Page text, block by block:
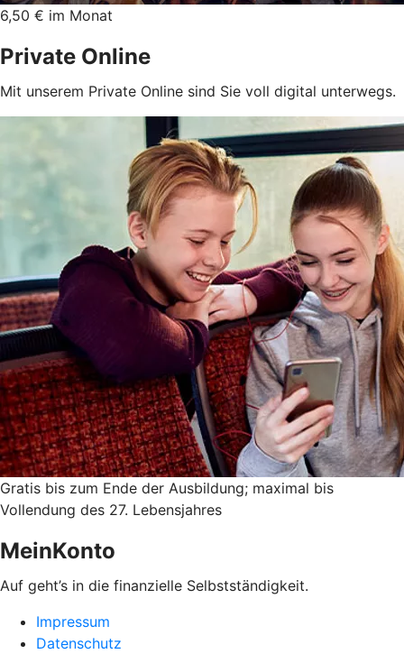
6,50 € im Monat
Private Online
Mit unserem Private Online sind Sie voll digital unterwegs.
Gratis bis zum Ende der Ausbildung; maximal bis
Vollendung des 27. Lebensjahres
MeinKonto
Auf geht’s in die finanzielle Selbstständigkeit.
Impressum
Datenschutz